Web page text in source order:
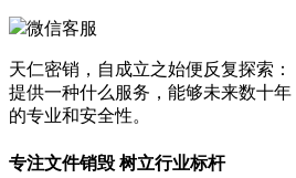
微信客服
天仁密销，自成立之始便反复探索：
提供一种什么服务，能够未来数十
的专业和安全性。
专注文件销毁 树立行业标杆